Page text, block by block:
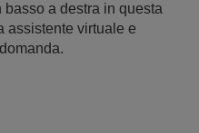
a destra in questa
assistente virtuale e